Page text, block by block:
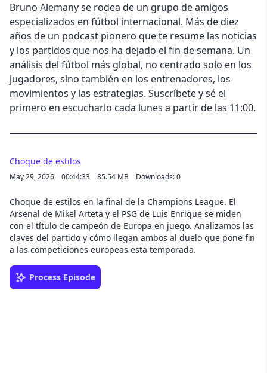
Bruno Alemany se rodea de un grupo de amigos
especializados en fútbol internacional. Más de diez
años de un podcast pionero que te resume las noticias
y los partidos que nos ha dejado el fin de semana. Un
análisis del fútbol más global, no centrado solo en los
jugadores, sino también en los entrenadores, los
movimientos y las estrategias. Suscríbete y sé el
primero en escucharlo cada lunes a partir de las 11:00.
Cancel
Choque de estilos
May 29, 2026 00:44:33 85.54 MB Downloads: 0
Choque de estilos en la final de la Champions League. El
Arsenal de Mikel Arteta y el PSG de Luis Enrique se miden
con el título de campeón de Europa en juego. Analizamos las
claves del partido y cómo llegan ambos al duelo que pone fin
a las competiciones europeas esta temporada.
Process Episode